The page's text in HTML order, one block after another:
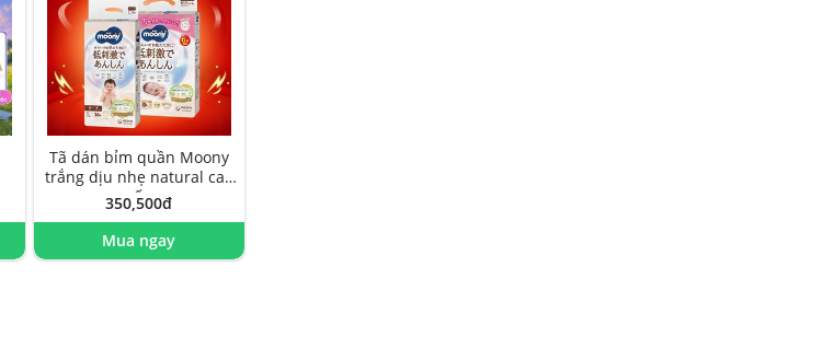
Tã dán bỉm quần Moony
trắng dịu nhẹ natural cao
cấp
350,500đ
Mua ngay